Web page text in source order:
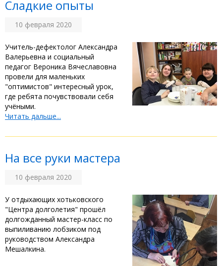
Сладкие опыты
10 февраля 2020
Учитель-дефектолог Александра
Валерьевна и социальный
педагог Вероника Вячеславовна
провели для маленьких
"оптимистов" интересный урок,
где ребята почувствовали себя
учёными.
Читать дальше...
На все руки мастера
10 февраля 2020
У отдыхающих хотьковского
"Центра долголетия" прошёл
долгожданный мастер-класс по
выпиливанию лобзиком под
руководством Александра
Мешалкина.